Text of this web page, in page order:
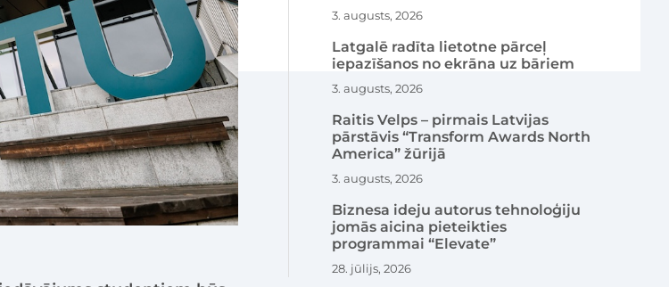
3. augusts, 2026
Latgalē radīta lietotne pārceļ
iepazīšanos no ekrāna uz bāriem
3. augusts, 2026
Raitis Velps – pirmais Latvijas
pārstāvis “Transform Awards North
America” žūrijā
3. augusts, 2026
Biznesa ideju autorus tehnoloģiju
jomās aicina pieteikties
programmai “Elevate”
28. jūlijs, 2026